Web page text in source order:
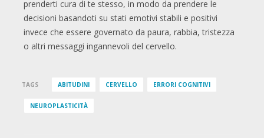
prenderti cura di te stesso, in modo da prendere le
decisioni basandoti su stati emotivi stabili e positivi
invece che essere governato da paura, rabbia, tristezza
o altri messaggi ingannevoli del cervello.
TAGS ABITUDINI CERVELLO ERRORI COGNITIVI
NEUROPLASTICITÀ